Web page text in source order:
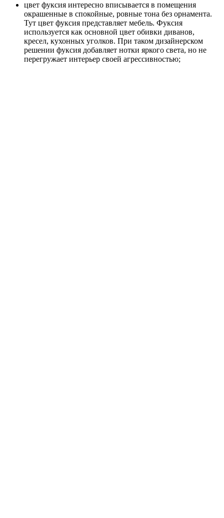
цвет фуксия интересно вписывается в помещения
окрашенные в спокойные, ровные тона без орнамента.
Тут цвет фуксия представляет мебель. Фуксия
используется как основной цвет обивки диванов,
кресел, кухонных уголков. При таком дизайнерском
решении фуксия добавляет нотки яркого света, но не
перегружает интерьер своей агрессивностью;